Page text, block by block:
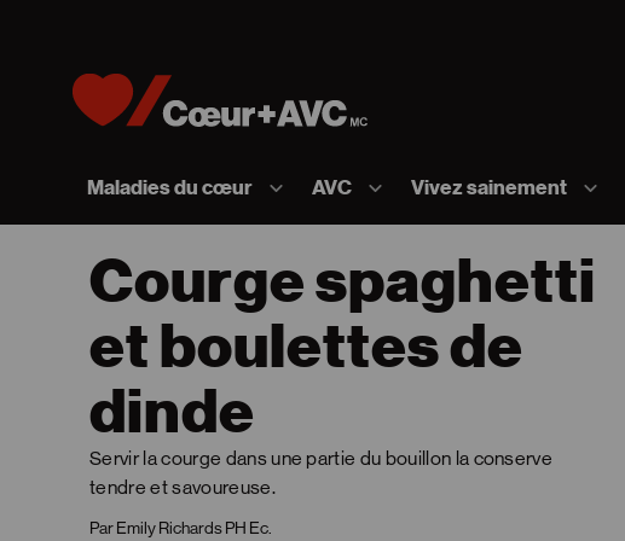
Maladies du cœur AVC Vivez sainement
Courge spaghetti
et boulettes de
dinde
Servir la courge dans une partie du bouillon la conserve
tendre et savoureuse.
Par Emily Richards PH Ec.